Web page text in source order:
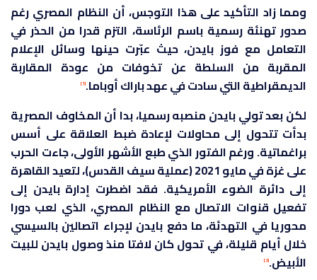
ومما زاد التأكيد على هذا التوجس، أن النظام المصري رغم
صدور تهنئة رسمية باسم الرئاسة، التزم قدرا من الحذر في
التعامل مع فوز بايدن، حيث عبّرت حينها وسائل الإعلام
المقربة من السلطة عن تخوفات من عودة المقاربة
الديمقراطية التي سادت في عهد باراك أوباما.[1]
لكن بعد تولي بايدن منصبه رسميا، بدا أن المخاوف المصرية
بدأت تتحول إلى محاولات لإعادة ضبط العلاقة على أسس
براغماتية. ورغم الفتور الذي طبع الأشهر الأولى، جاءت الحرب
على غزة في مايو 2021 (عملية سيف القدس)، لتعيد القاهرة
إلى دائرة الضوء الأمريكية. فقد اضطرت إدارة بايدن إلى
تفعيل قنوات الاتصال مع النظام المصري، الذي لعب دورا
محوريا في التهدئة، ما دفع بايدن لإجراء اتصالين بالسيسي
خلال أيام قليلة، في تحول كان لافتا منذ وصول بايدن للبيت
الأبيض.[2]